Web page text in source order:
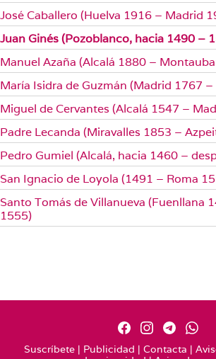
José Caballero (Huelva 1916 – Madrid
Juan Ginés (Pozoblanco, hacia 1490 –
Manuel Azaña (Alcalá 1880 –
María Isidra de Guzmán (Madrid 1767
Miguel de Cervantes (Alcalá 1547 –
Padre Lecanda (Miravalles 1853 –
Pedro Gumiel (Alcalá, hacia 1460 –
San Ignacio de Loyola (1491 – Roma
Santo Tomás de Villanueva (Fuenllana
1555)
Suscríbete | Publicidad | Contacta |